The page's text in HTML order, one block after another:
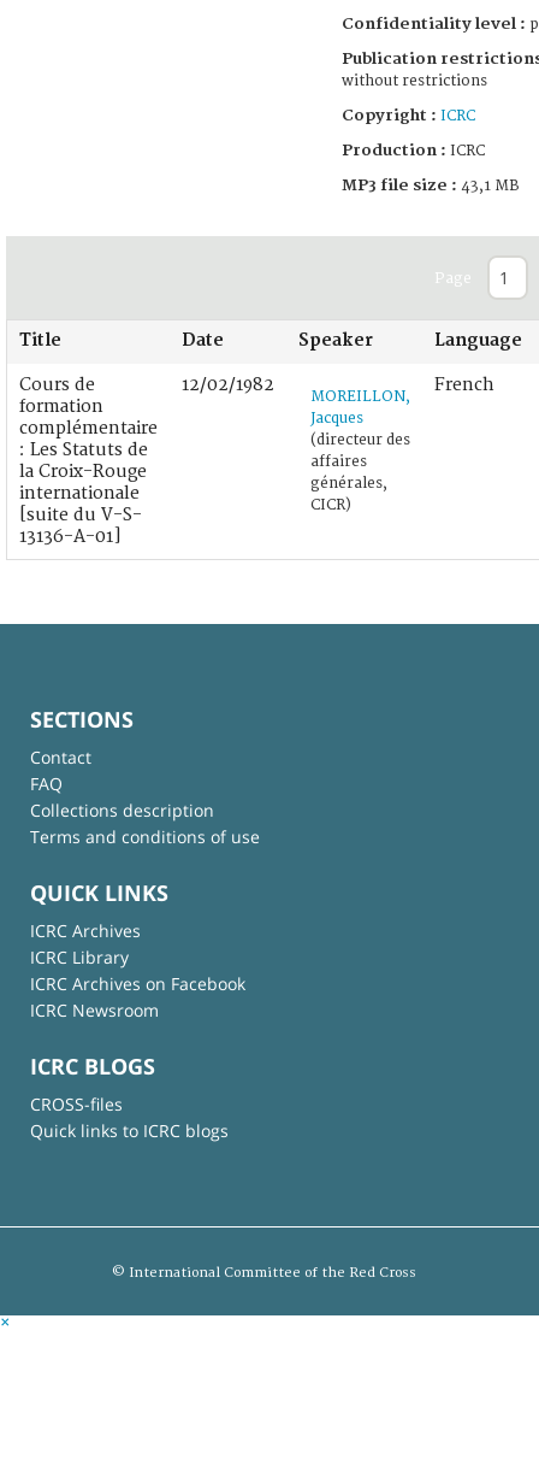
Confidentiality level :
Publication
without restrictions
Copyright : ICRC
Production : ICRC
MP3 file size : 43,1 MB
Page
Title Date Speaker Language
Cours de
formation
complémentaire
: Les Statuts de
la Croix-Rouge
internationale
[suite du V-S-
13136-A-01]
12/02/1982
MOREILLON,
Jacques
(directeur des
affaires
générales,
CICR)
French
SECTIONS
Contact
FAQ
Collections description
Terms and conditions of use
QUICK LINKS
ICRC Archives
ICRC Library
ICRC Archives on Facebook
ICRC Newsroom
ICRC BLOGS
CROSS-files
Quick links to ICRC blogs
© International Committee of the Red Cross
×